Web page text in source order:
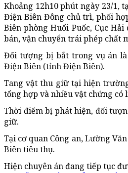
Khoảng 12h10 phút ngày 23/1,
Điện Biên Đông chủ trì, phối
Biên phòng Huổi Puốc, Cục
bán, vận chuyển trái phép chất
Đối tượng bị bắt trong vụ án là
Điện Biên (tỉnh Điện Biên).
Tang vật thu giữ tại hiện
tổng hợp và nhiều vật chứng có
Thời điểm bị phát hiện, đối
giữ.
Tại cơ quan Công an, Lường
Biên tiêu thụ.
Hiện chuyên án đang tiếp tục